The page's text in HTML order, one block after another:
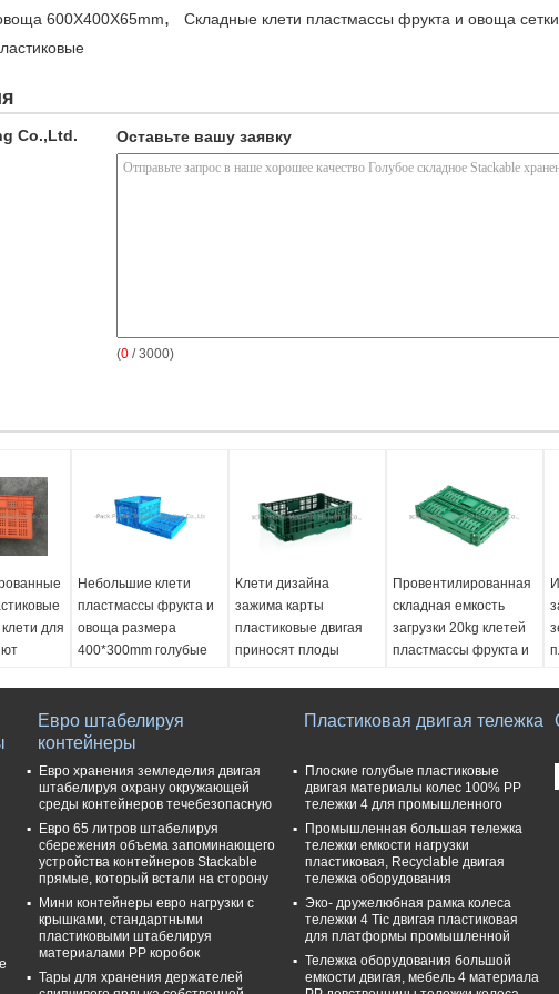
600X400X65mm,
Складные клети пластмассы фрукта и овоща сетки
Co.,Ltd. Оставьте вашу заявку
(0 / 3000)
для
PP
быть
Небольшие клети
пластмассы фрукта и
овоща размера
400*300mm голубые
Int. Тусклый.::
370*270*230mm
400*300*70mm
Вес::1.05kg
Клети дизайна
зажима карты
пластиковые двигая
приносят плоды
Ext. Тусклый.::
Int. Тусклый.::
560*365*200mm
Сложенный размер::
600*400*50mm
Вес::2.20kg
Провентилированная
складная емкость
загрузки 20kg клетей
пластмассы фрукта и
600*400*220mm
560*360*200mm
Сложенный размер::
600*400*50mm
Вес::2KG
Евро штабелируя
контейнеры
Евро хранения земледелия двигая
штабелируя охрану окружающей
среды контейнеров течебезопасную
Евро 65 литров штабелируя
сбережения объема запоминающего
устройства контейнеров Stackable
прямые, который встали на сторону
Мини контейнеры евро нагрузки с
крышками, стандартными
пластиковыми штабелируя
материалами PP коробок
Тары для хранения держателей
Пластиковая двигая тележка
Плоские голубые пластиковые
двигая материалы колес 100% PP
тележки 4 для промышленного
Промышленная большая тележка
тележки емкости нагрузки
пластиковая, Recyclable двигая
тележка оборудования
Эко- дружелюбная рамка колеса
тележки 4 Tic двигая пластиковая
для платформы промышленной
Тележка оборудования большой
емкости двигая, мебель 4 материала